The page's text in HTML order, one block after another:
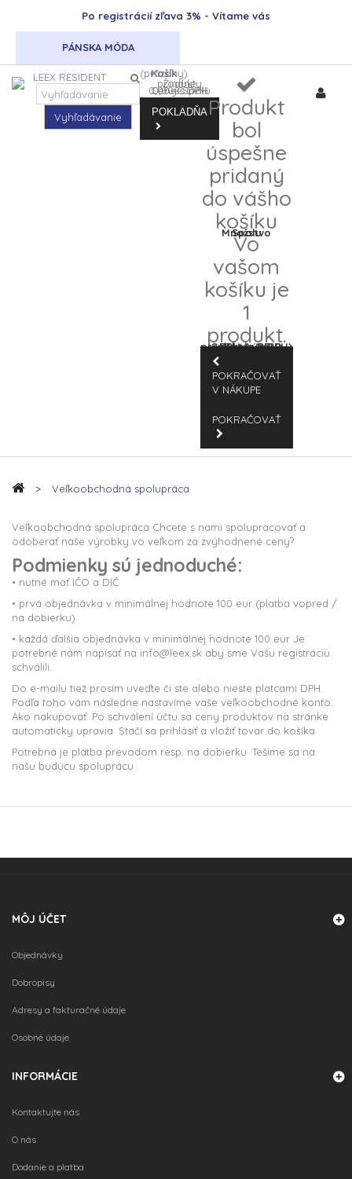
PÁNSKA MÓDA
Po registrácií zľava 3% - Vítame vás
Vyhľadávanie
Košík
(prázdny)
Žiadne produkty
0,00 € DPH
0,00 € Spolu
Ceny s DPH
POKLADŇA Produkt
bol
úspešne
pridaný
do vášho
košíku
Množstvo
Spolu
Vo
vašom
košíku je
1
produkt.
Spolu za produkty: (s DPH)
DPH 0,00 €
Spolu (s DPH)
POKRAČOVAŤ
V NÁKUPE
POKRAČOVAŤ
> Veľkoobchodná spolupráca
Veľkoobchodná spolupráca Chcete s nami spolupracovať a
odoberať naše výrobky vo veľkom za zvýhodnené ceny?
Podmienky sú jednoduché:
• nutné mať IČO a DIČ
• prvá objednávka v minimálnej hodnote 100 eur (platba vopred /
na dobierku)
• každá ďalšia objednávka v minimálnej hodnote 100 eur Je
potrebné nám napísať na info@leex.sk aby sme Vašu registráciu
schválili.
Do e-mailu tiež prosím uveďte či ste alebo nieste platcami DPH.
Podľa toho vám následne nastavíme vaše veľkoobchodné konto.
Ako nakupovať: Po schválení účtu sa ceny produktov na stránke
automaticky upravia. Stačí sa prihlásiť a vložiť tovar do košíka.
Potrebná je platba prevodom resp. na dobierku. Tešíme sa na
našu budúcu spoluprácu
MÔJ ÚČET
Objednávky
Dobropisy
Adresy a fakturačné údaje
Osobné údaje
INFORMÁCIE
Kontaktujte nás
O nás
Dodanie a platba